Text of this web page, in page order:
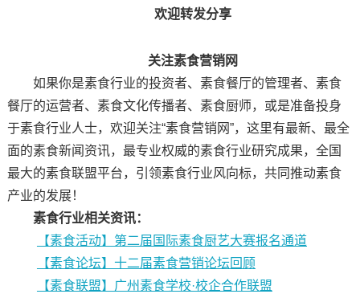
欢迎转发分享
关注素食营销网
如果你是素食行业的投资者、素食餐厅的管理者、素食
餐厅的运营者、素食文化传播者、素食厨师，或是准备投身
于素食行业人士，欢迎关注“素食营销网”，这里有最新、最全
面的素食新闻资讯，最专业权威的素食行业研究成果，全国
最大的素食联盟平台，引领素食行业风向标，共同推动素食
产业的发展！
素食行业相关资讯：
【素食活动】第二届国际素食厨艺大赛报名通道
【素食论坛】十二届素食营销论坛回顾
【素食联盟】广州素食学校·校企合作联盟